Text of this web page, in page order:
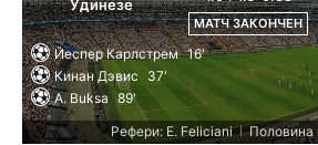
Удинезе
МАТЧ ЗАКОНЧЕН
Йеспер Карлстрем 16'
Кинан Дэвис
37'
A. Buksa 89'
Рефери: E. Feliciani Половина